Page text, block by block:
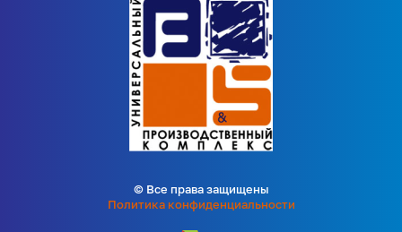
© Все права защищены
Политика конфиденциальности